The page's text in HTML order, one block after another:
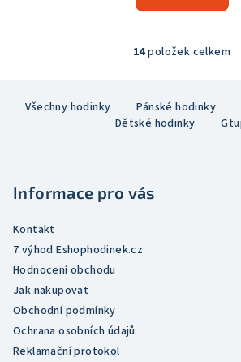
5
O
á
d
14položek celkem
Všechny hodinky Pánské hodinky
Dětské hodinky
Informace pro vás
Kontakt
7 výhod Eshophodinek.cz
Hodnocení obchodu
Jak nakupovat
Obchodní podmínky
Ochrana osobních údajů
Reklamační protokol